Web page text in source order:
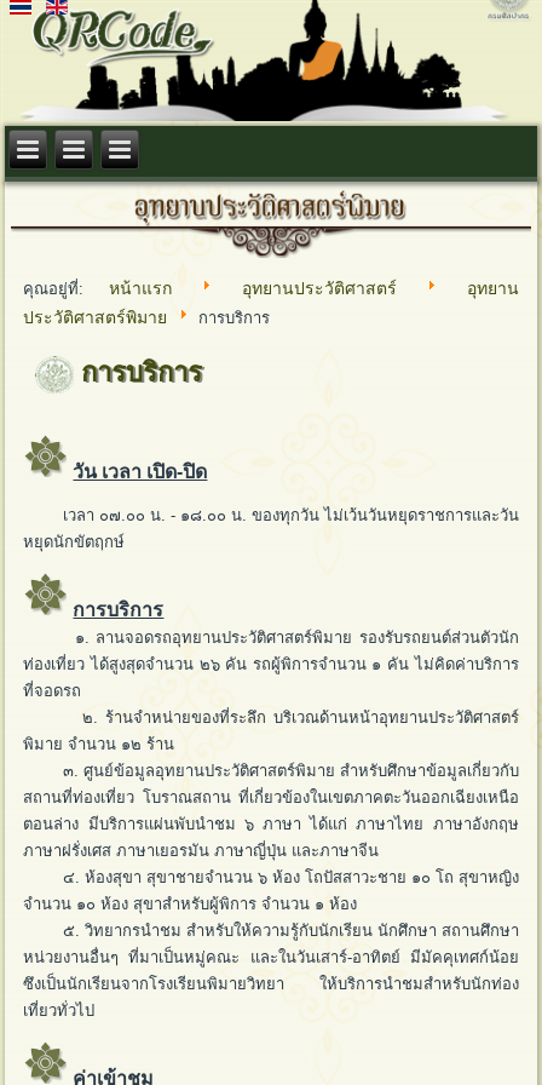
คุณอยู่ที่: หน้าแรก อุทยานประวัติศาสตร์
อุทยาน
ประวัติศาสตร์พิมาย
การบริการ
การบริการ
วัน เวลา เปิด-ปิด
เวลา ๐๗.๐๐ น. - ๑๘.๐๐ น. ของทุกวัน ไม่เว้นวันหยุดราชการและวัน
หยุดนักขัตฤกษ์
การบริการ
๑. ลานจอดรถอุทยานประวัติศาสตร์พิมาย รองรับรถยนต์ส่วนตัวนัก
ท่องเที่ยว ได้สูงสุดจำนวน ๒๖ คัน รถผู้พิการจำนวน ๑ คัน ไม่คิดค่าบริการ
ที่จอดรถ
๒. ร้านจำหน่ายของที่ระลึก บริเวณด้านหน้าอุทยานประวัติศาสตร์
พิมาย จำนวน ๑๒ ร้าน
๓. ศูนย์ข้อมูลอุทยานประวัติศาสตร์พิมาย สำหรับศึกษาข้อมูลเกี่ยวกับ
สถานที่ท่องเที่ยว โบราณสถาน ที่เกี่ยวข้องในเขตภาคตะวันออกเฉียงเหนือ
ตอนล่าง มีบริการแผ่นพับนำชม ๖ ภาษา ได้แก่ ภาษาไทย ภาษาอังกฤษ
ภาษาฝรั่งเศส ภาษาเยอรมัน ภาษาญี่ปุ่น และภาษาจีน
๔. ห้องสุขา สุขาชายจำนวน ๖ ห้อง โถปัสสาวะชาย ๑๐ โถ สุขาหญิง
จำนวน ๑๐ ห้อง สุขาสำหรับผู้พิการ จำนวน ๑ ห้อง
๕. วิทยากรนำชม สำหรับให้ความรู้กับนักเรียน นักศึกษา สถานศึกษา
หน่วยงานอื่นๆ ที่มาเป็นหมู่คณะ และในวันเสาร์-อาทิตย์ มีมัคคุเทศก์น้อย
ซึงเป็นนักเรียนจากโรงเรียนพิมายวิทยา ให้บริการนำชมสำหรับนักท่อง
เที่ยวทั่วไป
ค่าเข้าชม